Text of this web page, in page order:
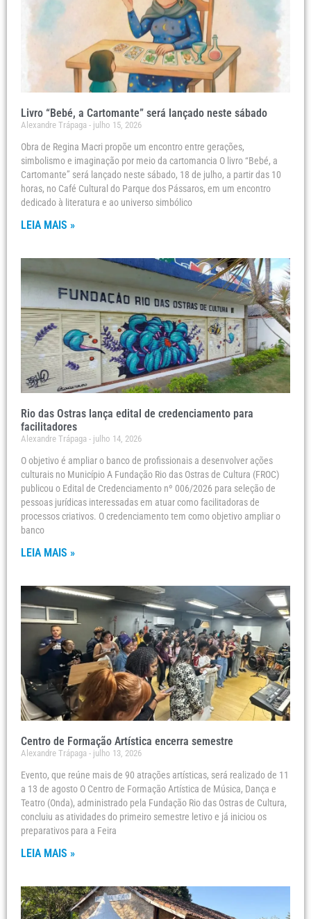
Livro “Bebé, a Cartomante” será lançado neste sábado
Alexandre Trápaga julho 15, 2026
Obra de Regina Macri propõe um encontro entre gerações,
simbolismo e imaginação por meio da cartomancia O livro “Bebé, a
Cartomante” será lançado neste sábado, 18 de julho, a partir das 10
horas, no Café Cultural do Parque dos Pássaros, em um encontro
dedicado à literatura e ao universo simbólico
LEIA MAIS »
Rio das Ostras lança edital de credenciamento para
facilitadores
Alexandre Trápaga julho 14, 2026
O objetivo é ampliar o banco de profissionais a desenvolver ações
culturais no Município A Fundação Rio das Ostras de Cultura (FROC)
publicou o Edital de Credenciamento nº 006/2026 para seleção de
pessoas jurídicas interessadas em atuar como facilitadoras de
processos criativos. O credenciamento tem como objetivo ampliar o
banco
LEIA MAIS »
Centro de Formação Artística encerra semestre
Alexandre Trápaga julho 13, 2026
Evento, que reúne mais de 90 atrações artísticas, será realizado de 11
a 13 de agosto O Centro de Formação Artística de Música, Dança e
Teatro (Onda), administrado pela Fundação Rio das Ostras de Cultura,
concluiu as atividades do primeiro semestre letivo e já iniciou os
preparativos para a Feira
LEIA MAIS »